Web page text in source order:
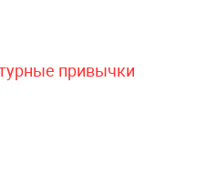
привычки